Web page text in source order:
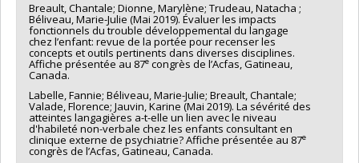
Breault, Chantale; Dionne, Marylène; Trudeau, Natacha ;
Béliveau, Marie-Julie (Mai 2019). Évaluer les impacts
fonctionnels du trouble développemental du langage
chez l’enfant: revue de la portée pour recenser les
concepts et outils pertinents dans diverses disciplines.
Affiche présentée au 87e congrès de l’Acfas, Gatineau,
Canada.
Labelle, Fannie; Béliveau, Marie-Julie; Breault, Chantale;
Valade, Florence; Jauvin, Karine (Mai 2019). La sévérité des
atteintes langagières a-t-elle un lien avec le niveau
d'habileté non-verbale chez les enfants consultant en
clinique externe de psychiatrie? Affiche présentée au 87e
congrès de l’Acfas, Gatineau, Canada.